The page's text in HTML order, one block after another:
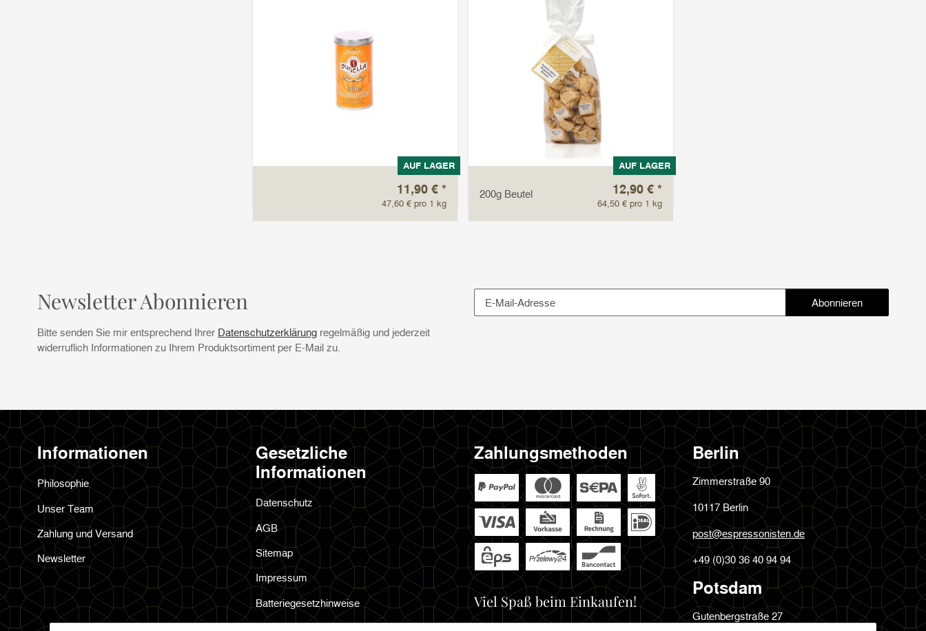
AUF LAGER
11,90 € *
47,60 € pro 1 kg
AUF LAGER
200g Beutel 12,90 € *
64,50 € pro 1 kg
Newsletter Abonnieren
Bitte senden Sie mir entsprechend Ihrer Datenschutzerklärung regelmäßig und jederzeit
widerruflich Informationen zu Ihrem Produktsortiment per E-Mail zu.
AbonnierenAbonnieren
Informationen
Philosophie
Unser Team
Zahlung und Versand
Newsletter
Gesetzliche
Informationen
Datenschutz
AGB
Sitemap
Impressum
Batteriegesetzhinweise
Widerrufsrecht
Zahlungsmethoden
Viel Spaß beim Einkaufen!
Berlin
Zimmerstraße 90
10117 Berlin
post@espressonisten.de
+49 (0)30 36 40 94 94
Potsdam
Gutenbergstraße 27